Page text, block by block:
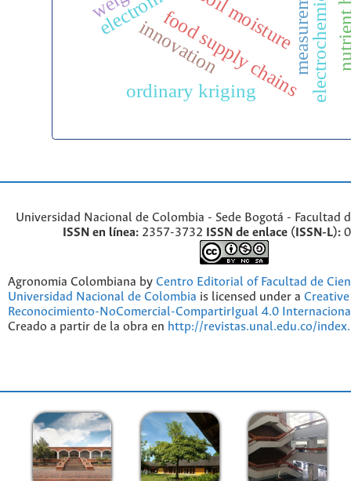
soil moisture
food supply chains
innovation
ordinary kriging
Universidad Nacional de Colombia - Sede Bogotá - Facultad
ISSN en línea: 2357-3732 ISSN de enlace (ISSN-L):
Agronomia Colombiana by Centro Editorial of Facultad de
Universidad Nacional de Colombia is licensed under a
Reconocimiento-NoComercial-CompartirIgual 4.0
Creado a partir de la obra en http://revistas.unal.edu.co/